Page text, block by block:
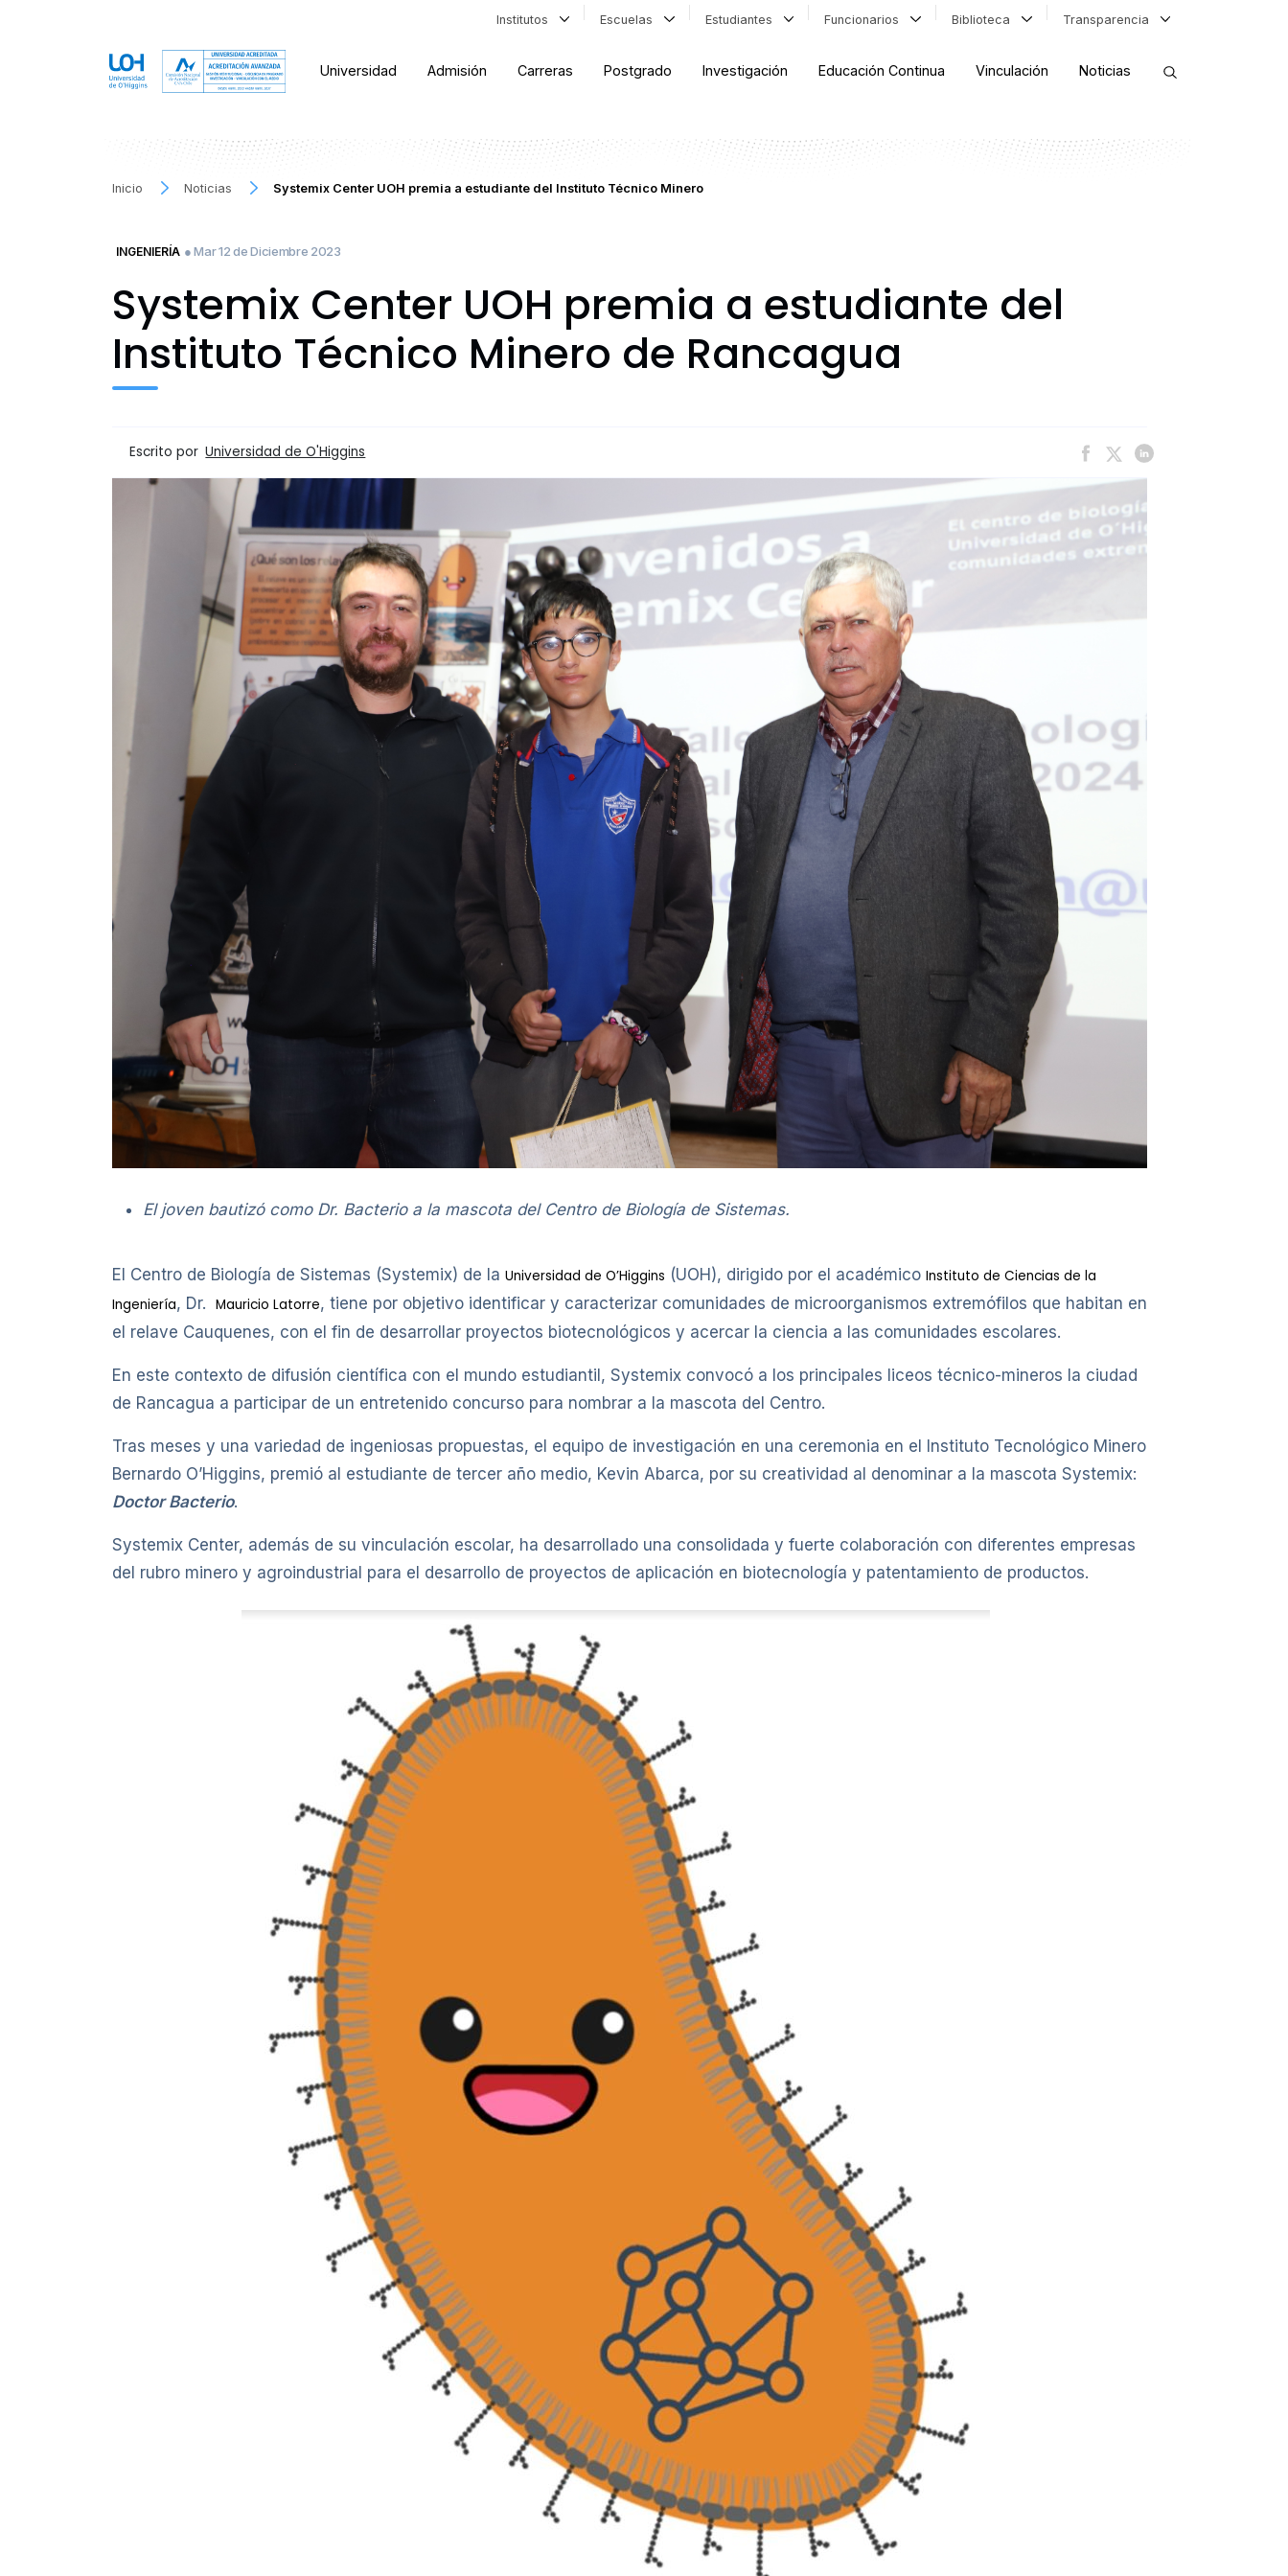
Institutos Escuelas Estudiantes Funcionarios Biblioteca Transparencia
Universidad Admisión Carreras Postgrado Investigación Educación Continua Vinculación Noticias
Inicio Noticias Systemix Center UOH premia a estudiante del Instituto Técnico Minero
INGENIERÍA ● Mar 12 de Diciembre 2023
Systemix Center UOH premia a estudiante del
Instituto Técnico Minero de Rancagua
Escrito por Universidad de O'Higgins
El joven bautizó como Dr. Bacterio a la mascota del Centro de Biología de Sistemas.
El Centro de Biología de Sistemas (Systemix) de la Universidad de O’Higgins (UOH), dirigido por el académico Instituto de Ciencias de la
Ingeniería, Dr. Mauricio Latorre, tiene por objetivo identificar y caracterizar comunidades de microorganismos extremófilos que habitan en
el relave Cauquenes, con el fin de desarrollar proyectos biotecnológicos y acercar la ciencia a las comunidades escolares.
En este contexto de difusión científica con el mundo estudiantil, Systemix convocó a los principales liceos técnico-mineros la ciudad
de Rancagua a participar de un entretenido concurso para nombrar a la mascota del Centro.
Tras meses y una variedad de ingeniosas propuestas, el equipo de investigación en una ceremonia en el Instituto Tecnológico Minero
Bernardo O’Higgins, premió al estudiante de tercer año medio, Kevin Abarca, por su creatividad al denominar a la mascota Systemix:
Doctor Bacterio.
Systemix Center, además de su vinculación escolar, ha desarrollado una consolidada y fuerte colaboración con diferentes empresas
del rubro minero y agroindustrial para el desarrollo de proyectos de aplicación en biotecnología y patentamiento de productos.